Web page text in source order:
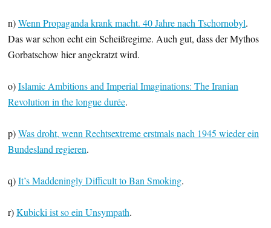
n)Wenn Propaganda krank macht. 40 Jahre nach Tschornobyl.
Das war schon echt ein Scheißregime. Auch gut, dass der Mythos
Gorbatschow hier angekratzt wird.
o)Islamic Ambitions and Imperial Imaginations: The Iranian
Revolution in the longue durée.
p)Was droht, wenn Rechtsextreme erstmals nach 1945 wieder ein
Bundesland regieren.
q)It’s Maddeningly Difficult to Ban Smoking.
r)Kubicki ist so ein Unsympath.